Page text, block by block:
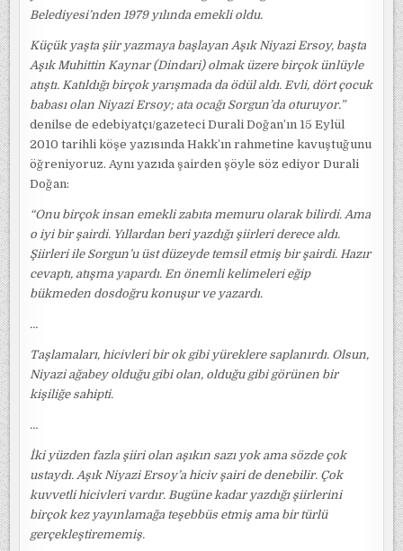
Belediyesi’nden 1979 yılında emekli oldu.
Küçük yaşta şiir yazmaya başlayan Aşık Niyazi Ersoy, başta
Aşık Muhittin Kaynar (Dindari) olmak üzere birçok ünlüyle
atıştı. Katıldığı birçok yarışmada da ödül aldı. Evli, dört çocuk
babası olan Niyazi Ersoy; ata ocağı Sorgun’da oturuyor.”
denilse de edebiyatçı/gazeteci Durali Doğan’ın 15 Eylül
2010 tarihli köşe yazısında Hakk’ın rahmetine kavuştuğunu
öğreniyoruz. Aynı yazıda şairden şöyle söz ediyor Durali
Doğan:
“Onu birçok insan emekli zabıta memuru olarak bilirdi. Ama
o iyi bir şairdi. Yıllardan beri yazdığı şiirleri derece aldı.
Şiirleri ile Sorgun’u üst düzeyde temsil etmiş bir şairdi. Hazır
cevaptı, atışma yapardı. En önemli kelimeleri eğip
bükmeden dosdoğru konuşur ve yazardı.
…
Taşlamaları, hicivleri bir ok gibi yüreklere saplanırdı. Olsun,
Niyazi ağabey olduğu gibi olan, olduğu gibi görünen bir
kişiliğe sahipti.
…
İki yüzden fazla şiiri olan aşıkın sazı yok ama sözde çok
ustaydı. Aşık Niyazi Ersoy’a hiciv şairi de denebilir. Çok
kuvvetli hicivleri vardır. Bugüne kadar yazdığı şiirlerini
birçok kez yayınlamağa teşebbüs etmiş ama bir türlü
gerçekleştirememiş.